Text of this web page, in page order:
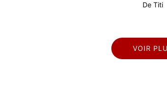
De Titi
VOIR